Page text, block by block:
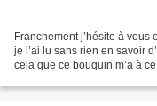
Franchement j’hésite à vous
je l’ai lu sans rien en savoir
cela que ce bouquin m’a à